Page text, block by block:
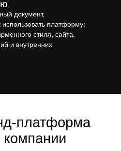
документ,
использовать платформу:
стиля, сайта,
и внутренних